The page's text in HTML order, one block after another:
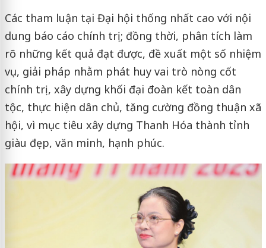
Các tham luận tại Đại hội thống nhất cao với nội
dung báo cáo chính trị; đồng thời, phân tích làm
rõ những kết quả đạt được, đề xuất một số nhiệm
vụ, giải pháp nhằm phát huy vai trò nòng cốt
chính trị, xây dựng khối đại đoàn kết toàn dân
tộc, thực hiện dân chủ, tăng cường đồng thuận xã
hội, vì mục tiêu xây dựng Thanh Hóa thành tỉnh
giàu đẹp, văn minh, hạnh phúc.